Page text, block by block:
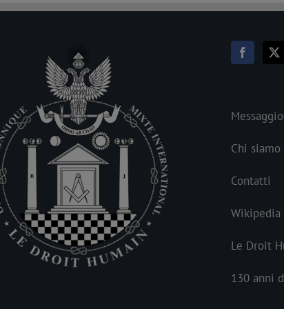
Chi siamo
Contatti
Wikipedia
Le Droit
130 anni